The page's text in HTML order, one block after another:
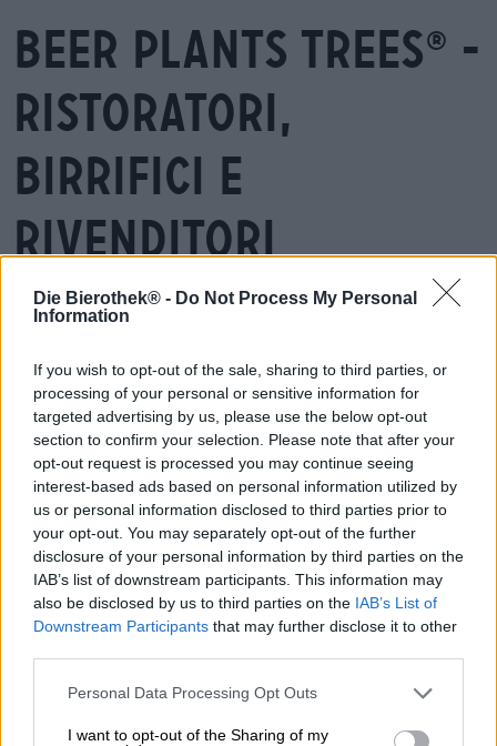
Die Bierothek® - Do Not Process My Personal
Information
If you wish to opt-out of the sale, sharing to third parties, or
processing of your personal or sensitive information for
targeted advertising by us, please use the below opt-out
section to confirm your selection. Please note that after your
opt-out request is processed you may continue seeing
interest-based ads based on personal information utilized by
us or personal information disclosed to third parties prior to
your opt-out. You may separately opt-out of the further
disclosure of your personal information by third parties on the
IAB’s list of downstream participants. This information may
also be disclosed by us to third parties on the IAB’s List of
Downstream Participants that may further disclose it to other
Personal Data Processing Opt Outs
I want to opt-out of the Sharing of my
Beer Plants Trees® -
ristoratori,
birrifici e
rivenditori
Ma quando si tratta di protezione del clima non ci limitiamo a
noi stessi o ai nostri clienti! Per poter piantare quanti più nuovi
rivenditori a partecipare al nostro programma di protezione del
clima. Unisciti a noi, diventa parte di Beer Plants Trees
che questa campagna si diffonda ampiamente nell'industria
della birra e salvi la nostra terra: è l'unica dove c'è la birra!
Puoi utilizzare il nostro logo Beer Plants Trees®senza royalty e
fare pubblicità con esso. Insieme a te e ai tuoi clienti
raccoglierai denaro e pianterai con noi un nuovo albero nel
Taunus. Se avete domande, contattateci all'indirizzo
shop@bierothek.de
Concorso
1€ für unser Klimaschutzprojekt Bier pflanzt Bäume
zur